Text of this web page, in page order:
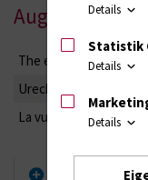
Auge und Ohr
The ear and the eye
Urechiuşă şi ochişor
La vue et l'ouïe avant
Details
Statistik
Details
Details